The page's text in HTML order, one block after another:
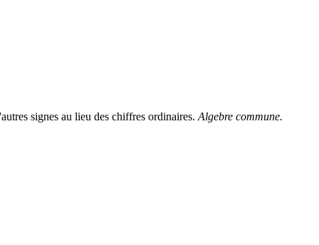
signes au lieu des chiffres ordinaires. Algebre commune.